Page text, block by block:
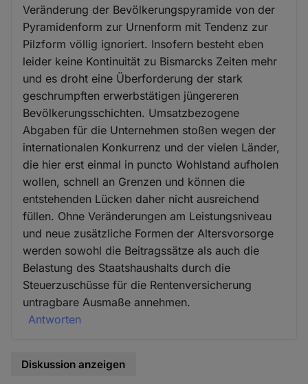
Veränderung der Bevölkerungspyramide von der
Pyramidenform zur Urnenform mit Tendenz zur
Pilzform völlig ignoriert. Insofern besteht eben
leider keine Kontinuität zu Bismarcks Zeiten mehr
und es droht eine Überforderung der stark
geschrumpften erwerbstätigen jüngereren
Bevölkerungsschichten. Umsatzbezogene
Abgaben für die Unternehmen stoßen wegen der
internationalen Konkurrenz und der vielen Länder,
die hier erst einmal in puncto Wohlstand aufholen
wollen, schnell an Grenzen und können die
entstehenden Lücken daher nicht ausreichend
füllen. Ohne Veränderungen am Leistungsniveau
und neue zusätzliche Formen der Altersvorsorge
werden sowohl die Beitragssätze als auch die
Belastung des Staatshaushalts durch die
Steuerzuschüsse für die Rentenversicherung
untragbare Ausmaße annehmen.
Antworten
Diskussion anzeigen